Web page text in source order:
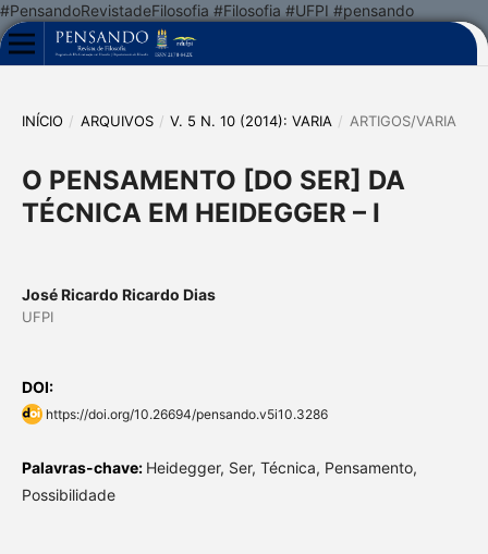
#PensandoRevistadeFilosofia #Filosofia #UFPI #pensando
INÍCIO / ARQUIVOS / V. 5 N. 10 (2014): VARIA / ARTIGOS/VARIA
O PENSAMENTO [DO SER] DA
TÉCNICA EM HEIDEGGER – I
José Ricardo Ricardo Dias
UFPI
DOI:
https://doi.org/10.26694/pensando.v5i10.3286
Palavras-chave: Heidegger, Ser, Técnica, Pensamento,
Possibilidade